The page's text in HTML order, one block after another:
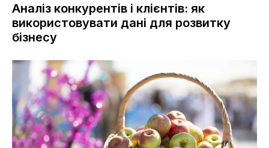
Аналіз конкурентів і клієнтів: як
використовувати дані для розвитку
бізнесу